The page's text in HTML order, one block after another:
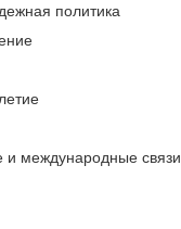
политика
и международные связи